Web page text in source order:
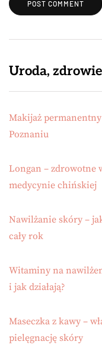
Uroda, zdrowie
Makijaż
Poznaniu
Longan – zdrowotne
medycynie chińskiej
Nawilżanie skóry –
cały rok
Witaminy na
i jak działają?
Maseczka z kawy –
pielęgnację skóry